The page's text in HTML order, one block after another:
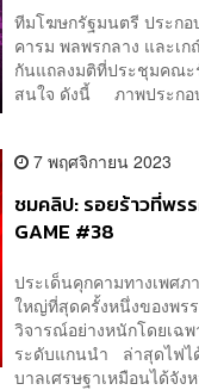
ทีมโฆษกรัฐมนตรี ประก
คารม พลพรกลาง และเ
กันแถลงมติที่ประชุมคณ
สนใจ ดังนี้ ภาพประกอ
7 พฤศจิกายน 2023
ชมคลิป: รอยร้าวที่พร
GAME #38
ประเด็นคุกคามทางเพศ
ใหญ่ที่สุดครั้งหนึ่งของพร
วิจารณ์อย่างหนักโดยเฉ
ระดับแกนนำ ล่าสุดไฟไ
บาลเศรษฐาเหมือนได้จัง